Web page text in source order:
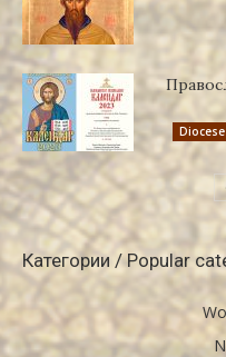
Категории / Popular